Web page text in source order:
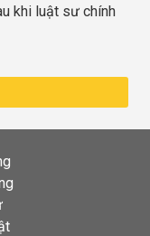
khi luật sư chính